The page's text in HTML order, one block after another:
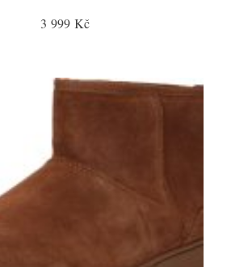
3 999 Kč